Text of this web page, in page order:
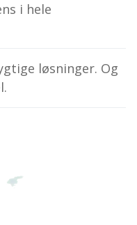
i hele
løsninger. Og